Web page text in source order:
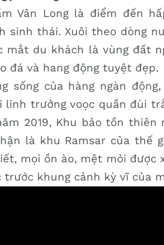
Vân Long là điểm đến
sinh thái. Xuôi theo dòng
mắt du khách là vùng đất
đá và hang động tuyệt đẹp.
sống của hàng ngàn
trưởng voọc quần đùi
2019, Khu bảo tồn thiên
là khu Ramsar của thế
mọi ồn ào, mệt mỏi được
khung cảnh kỳ vĩ của